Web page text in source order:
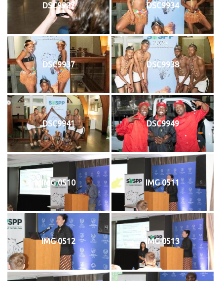
DSC9927 DSC9934
DSC9937 DSC9938
DSC9941 DSC9949
IMG 0510 IMG 0511
IMG 0512 IMG 0513